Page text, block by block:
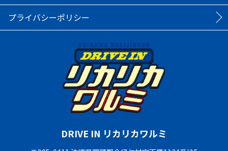
プライバシーポリシー
DRIVE IN リカリカワルミ